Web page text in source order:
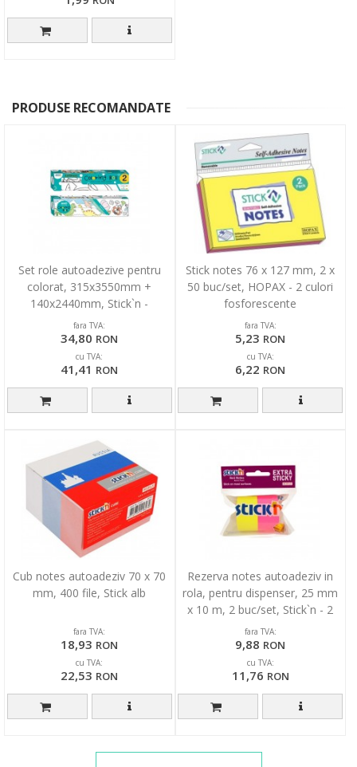
PRODUSE RECOMANDATE
Set role autoadezive pentru
colorat, 315x3550mm +
140x2440mm, Stick`n -
Dinosaurus/Insects
fara TVA:
34,80 RON
cu TVA:
41,41 RON
Stick notes 76 x 127 mm, 2 x
50 buc/set, HOPAX - 2 culori
fosforescente
fara TVA:
5,23 RON
cu TVA:
6,22 RON
Cub notes autoadeziv 70 x 70
mm, 400 file, Stick alb
fara TVA:
18,93 RON
cu TVA:
22,53 RON
Rezerva notes autoadeziv in
rola, pentru dispenser, 25 mm
x 10 m, 2 buc/set, Stick`n - 2
culori neon
fara TVA:
9,88 RON
cu TVA:
11,76 RON